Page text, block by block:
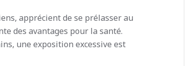
apprécient de se prélasser au
des avantages pour la santé.
une exposition excessive est